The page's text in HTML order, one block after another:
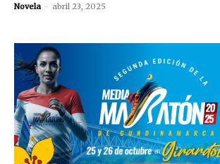
Novela - abril 23, 2025